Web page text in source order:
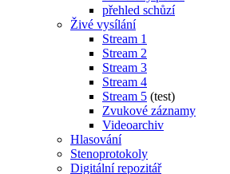
přehled schůzí
Živé vysílání
Stream 1
Stream 2
Stream 3
Stream 4
Stream 5 (test)
Zvukové záznamy
Videoarchiv
Hlasování
Stenoprotokoly
Digitální repozitář